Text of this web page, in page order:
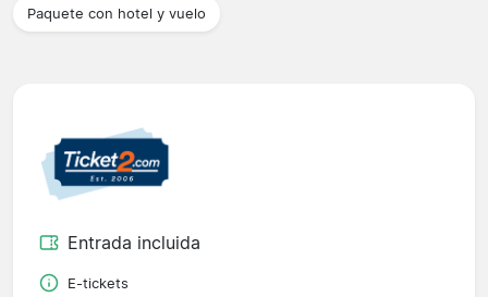
Paquete con hotel y vuelo
Entrada incluida
E-tickets